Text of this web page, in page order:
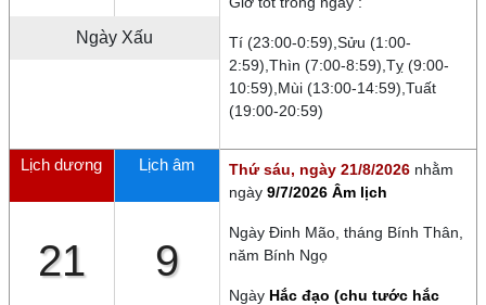
Ngày Xấu
Tí (23:00-0:59),Sửu (1:00-
2:59),Thìn (7:00-8:59),Tỵ (9:00-
10:59),Mùi (13:00-14:59),Tuất
(19:00-20:59)
Lịch dương
21
Lịch âm
9
Thứ sáu, ngày 21/8/2026 nhằm
ngày 9/7/2026 Âm lịch
Ngày Đinh Mão , tháng Bính Thân
năm Bính Ngọ
Ngày Hắc đạo (chu tước hắc